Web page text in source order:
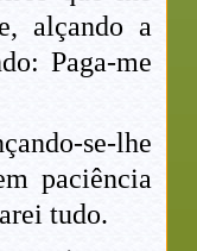
alçando a
Paga-me
se-lhe
paciência
tudo.